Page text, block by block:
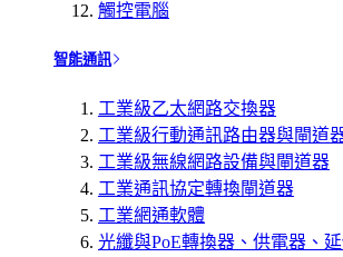
觸控電腦
智能通訊
工業級乙太網路交換器
工業級行動通訊路由器與閘道
工業級無線網路設備與閘道器
工業通訊協定轉換閘道器
工業網通軟體
光纖與PoE轉換器、供電器、